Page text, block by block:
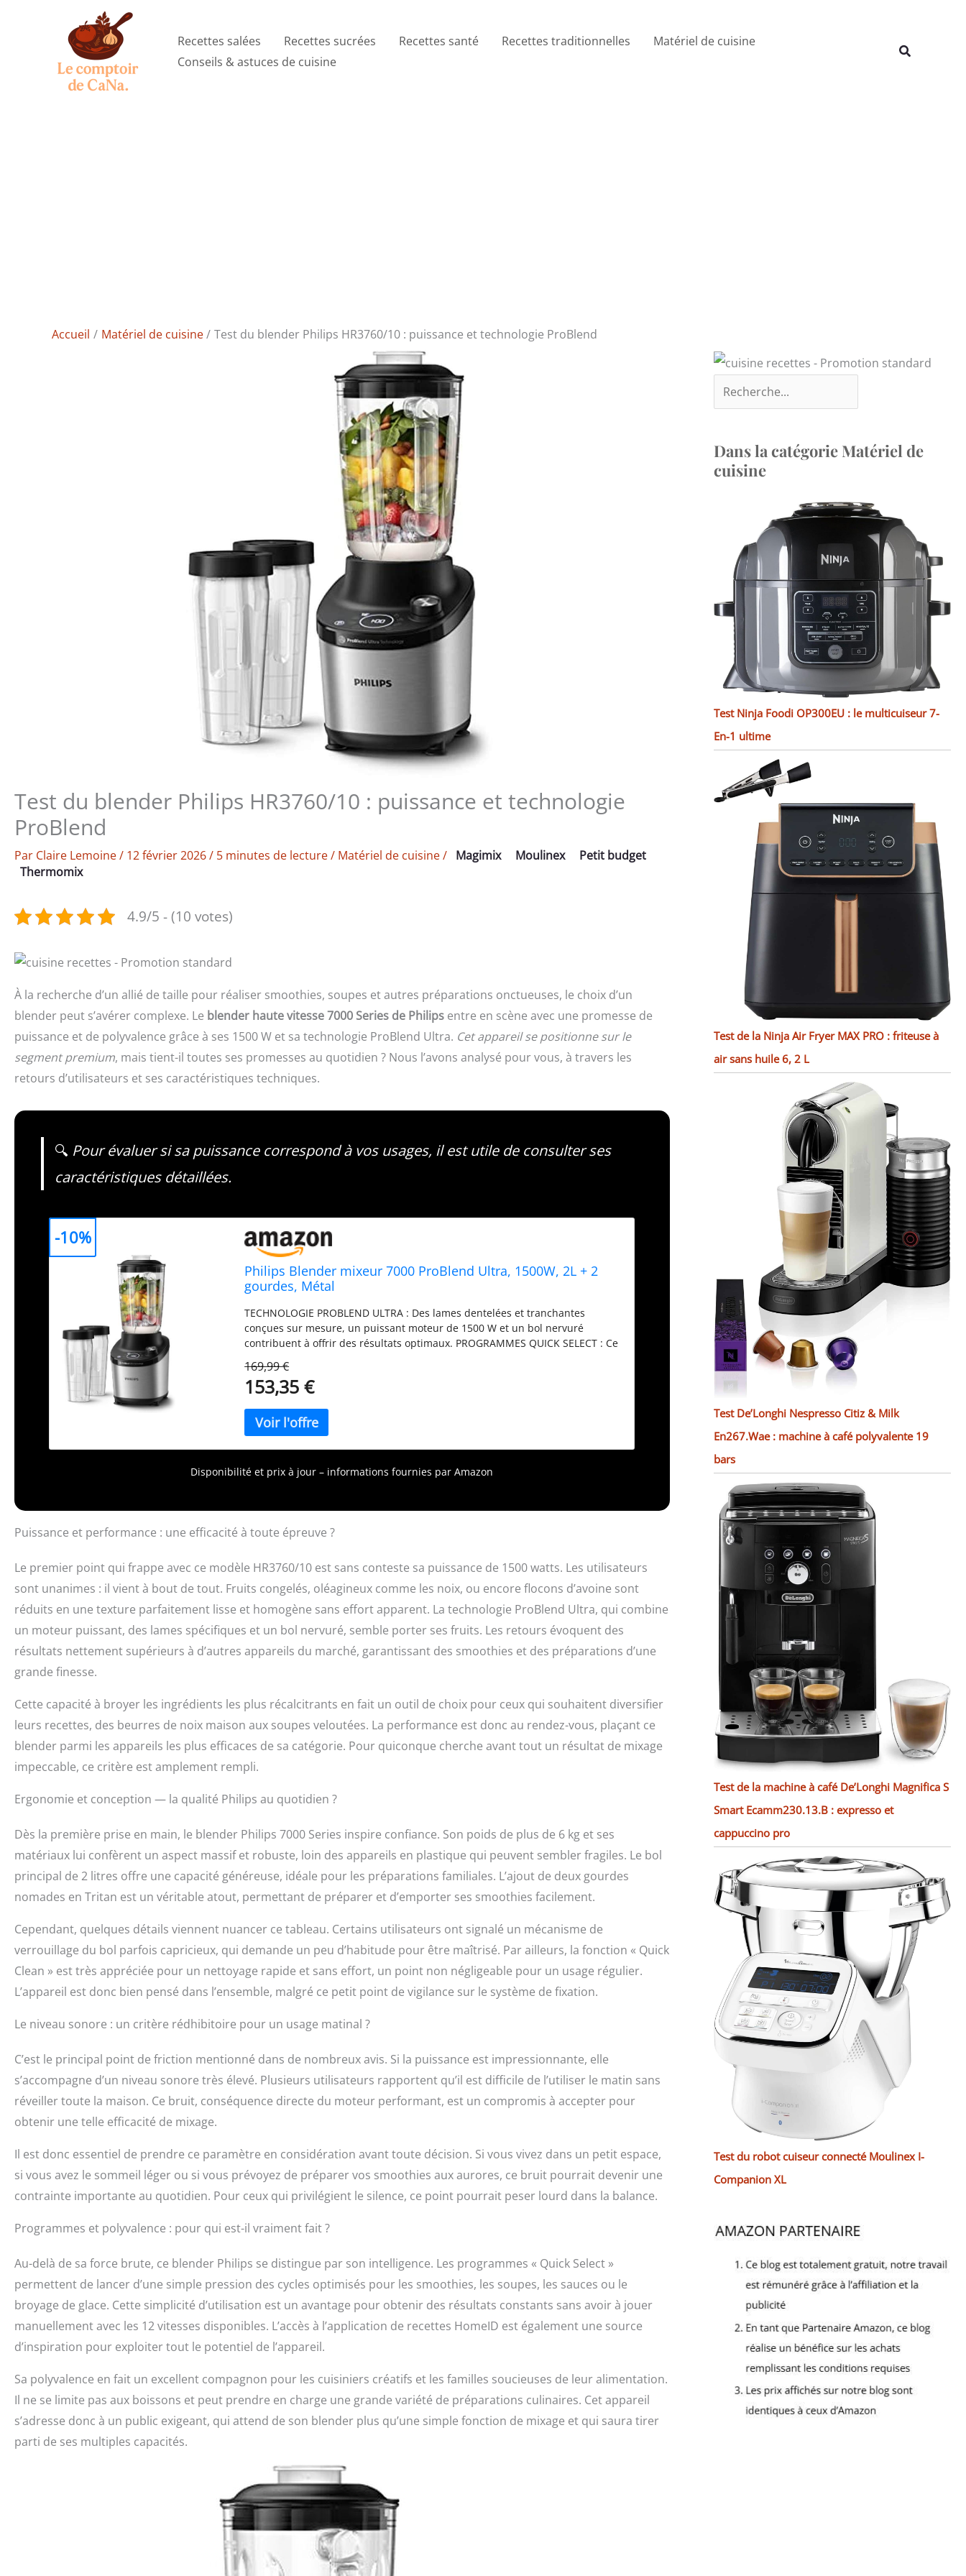
Recettes salées Recettes sucrées Recettes santé Recettes traditionnelles
Matériel de cuisine
Conseils & astuces de cuisine
Rechercher
Accueil Matériel de cuisine Test du blender Philips HR3760/10 : puissance et technologie ProBlend
Test du blender Philips HR3760/10 : puissance et technologie
ProBlend
Par Claire Lemoine/ 12 février 2026/ 5 minutes de lecture/ Matériel de cuisine/ Magimix Moulinex
Petit budget
Thermomix
4.9/5 - (10 votes)
À la recherche d’un allié de taille pour réaliser smoothies, soupes et autres préparations onctueuses, le choix d’un
blender peut s’avérer complexe. Le blender haute vitesse 7000 Series de Philips entre en scène avec une promesse de
puissance et de polyvalence grâce à ses 1500 W et sa technologie ProBlend Ultra. Cet appareil se positionne sur le
segment premium, mais tient-il toutes ses promesses au quotidien ? Nous l’avons analysé pour vous, à travers les
retours d’utilisateurs et ses caractéristiques techniques.
🔍 Pour évaluer si sa puissance correspond à vos usages, il est utile de consulter ses
caractéristiques détaillées.
Philips Blender mixeur 7000 ProBlend Ultra, 1500W, 2L + 2
gourdes, Métal
TECHNOLOGIE PROBLEND ULTRA : Des lames dentelées et tranchantes
conçues sur mesure, un puissant moteur de 1500 W et un bol nervuré
contribuent à offrir des résultats optimaux. PROGRAMMES QUICK SELECT : Ce
beurre, dessert, soupe, sauce et glace pilée. 2 GOURDES À EMPORTER : Créez
vos boissons dans le bol de 2 litres ou directement dans l'une des deux
: Activez la fonction de nettoyage en ajoutant une petite quantité d'eau et de
liquide vaisselle dans le mixeur, et profitez d'un nettoyage facile en
seulement 2mins. RECETTES GUIDÉES : Téléchargez l'application HomeID avec
votre blender
169,99 €
153,35 €
-10%
Disponibilité et prix à jour – informations fournies par Amazon
Puissance et performance : une efficacité à toute épreuve ?
Le premier point qui frappe avec ce modèle HR3760/10 est sans conteste sa puissance de 1500 watts. Les utilisateurs
sont unanimes : il vient à bout de tout. Fruits congelés, oléagineux comme les noix, ou encore flocons d’avoine sont
réduits en une texture parfaitement lisse et homogène sans effort apparent. La technologie ProBlend Ultra, qui combine
un moteur puissant, des lames spécifiques et un bol nervuré, semble porter ses fruits. Les retours évoquent des
résultats nettement supérieurs à d’autres appareils du marché, garantissant des smoothies et des préparations d’une
grande finesse.
Cette capacité à broyer les ingrédients les plus récalcitrants en fait un outil de choix pour ceux qui souhaitent diversifier
leurs recettes, des beurres de noix maison aux soupes veloutées. La performance est donc au rendez-vous, plaçant ce
blender parmi les appareils les plus efficaces de sa catégorie. Pour quiconque cherche avant tout un résultat de mixage
impeccable, ce critère est amplement rempli.
Ergonomie et conception — la qualité Philips au quotidien ?
Dès la première prise en main, le blender Philips 7000 Series inspire confiance. Son poids de plus de 6 kg et ses
matériaux lui confèrent un aspect massif et robuste, loin des appareils en plastique qui peuvent sembler fragiles. Le bol
principal de 2 litres offre une capacité généreuse, idéale pour les préparations familiales. L’ajout de deux gourdes
nomades en Tritan est un véritable atout, permettant de préparer et d’emporter ses smoothies facilement.
Cependant, quelques détails viennent nuancer ce tableau. Certains utilisateurs ont signalé un mécanisme de
verrouillage du bol parfois capricieux, qui demande un peu d’habitude pour être maîtrisé. Par ailleurs, la fonction « Quick
Clean » est très appréciée pour un nettoyage rapide et sans effort, un point non négligeable pour un usage régulier.
L’appareil est donc bien pensé dans l’ensemble, malgré ce petit point de vigilance sur le système de fixation.
Le niveau sonore : un critère rédhibitoire pour un usage matinal ?
C’est le principal point de friction mentionné dans de nombreux avis. Si la puissance est impressionnante, elle
s’accompagne d’un niveau sonore très élevé. Plusieurs utilisateurs rapportent qu’il est difficile de l’utiliser le matin sans
réveiller toute la maison. Ce bruit, conséquence directe du moteur performant, est un compromis à accepter pour
obtenir une telle efficacité de mixage.
Il est donc essentiel de prendre ce paramètre en considération avant toute décision. Si vous vivez dans un petit espace,
si vous avez le sommeil léger ou si vous prévoyez de préparer vos smoothies aux aurores, ce bruit pourrait devenir une
contrainte importante au quotidien. Pour ceux qui privilégient le silence, ce point pourrait peser lourd dans la balance.
Programmes et polyvalence : pour qui est-il vraiment fait ?
Au-delà de sa force brute, ce blender Philips se distingue par son intelligence. Les programmes « Quick Select »
permettent de lancer d’une simple pression des cycles optimisés pour les smoothies, les soupes, les sauces ou le
broyage de glace. Cette simplicité d’utilisation est un avantage pour obtenir des résultats constants sans avoir à jouer
manuellement avec les 12 vitesses disponibles. L’accès à l’application de recettes HomeID est également une source
d’inspiration pour exploiter tout le potentiel de l’appareil.
Sa polyvalence en fait un excellent compagnon pour les cuisiniers créatifs et les familles soucieuses de leur alimentation.
Il ne se limite pas aux boissons et peut prendre en charge une grande variété de préparations culinaires. Cet appareil
s’adresse donc à un public exigeant, qui attend de son blender plus qu’une simple fonction de mixage et qui saura tirer
parti de ses multiples capacités.
Dans la catégorie Matériel de
cuisine
Test Ninja Foodi OP300EU : le multicuiseur 7-
En-1 ultime
Test de la Ninja Air Fryer MAX PRO : friteuse à
air sans huile 6, 2 L
Test De’Longhi Nespresso Citiz & Milk
En267.Wae : machine à café polyvalente 19
bars
Test de la machine à café De’Longhi Magnifica S
Smart Ecamm230.13.B : expresso et
cappuccino pro
Test du robot cuiseur connecté Moulinex I-
Companion XL